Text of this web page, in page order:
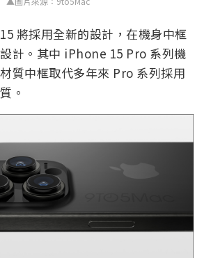
將採用全新的設計，在機身中框
計。其中 iPhone 15 Pro 系列機
質中框取代多年來 Pro 系列採用
。